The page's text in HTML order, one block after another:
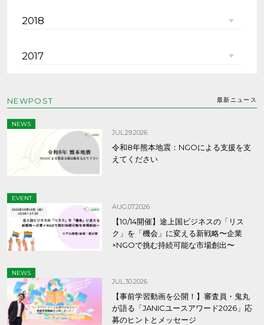
2018
2017
NEWPOST 最新ニュース
NEWS
JUL.29.2026
令和8年熊本地震：NGOによる支援を支
えてください
EVENT
AUG.07.2026
【10/14開催】途上国ビジネスの「リス
ク」を「機会」に変える新戦略〜企業
×NGOで挑む持続可能な市場創出〜
NEWS
JUL.30.2026
【事前学習動画を公開！】審査員・鬼丸
が語る「JANICユースアワード2026」応
募のヒントとメッセージ